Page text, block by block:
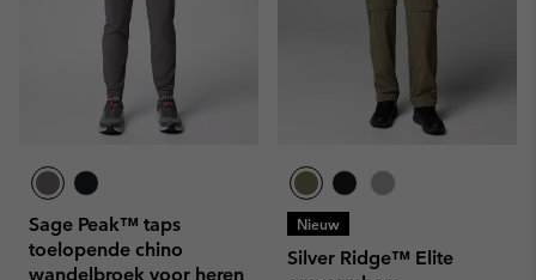
Sage Peak™ taps
toelopende chino
wandelbroek voor heren
Nieuw
Silver Ridge™ Elite